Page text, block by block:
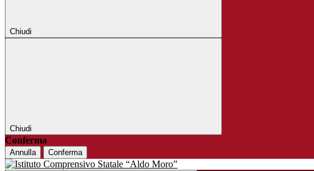
Chiudi
Chiudi
Conferma
Annulla Conferma